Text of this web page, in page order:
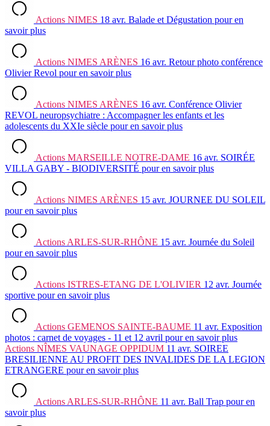
Actions NIMES 18 avr. Balade et Dégustation pour en
savoir plus
Actions NIMES ARÈNES 16 avr. Retour photo conférence
Olivier Revol pour en savoir plus
Actions NIMES ARÈNES 16 avr. Conférence Olivier
REVOL neuropsychiatre : Accompagner les enfants et les
adolescents du XXIe siècle pour en savoir plus
Actions MARSEILLE NOTRE-DAME 16 avr. SOIRÉE
VILLA GABY - BIODIVERSITÉ pour en savoir plus
Actions NIMES ARÈNES 15 avr. JOURNEE DU SOLEIL
pour en savoir plus
Actions ARLES-SUR-RHÔNE 15 avr. Journée du Soleil
pour en savoir plus
Actions ISTRES-ETANG DE L'OLIVIER 12 avr. Journée
sportive pour en savoir plus
Actions GEMENOS SAINTE-BAUME 11 avr. Exposition
photos : carnet de voyages - 11 et 12 avril pour en savoir plus
Actions NÎMES VAUNAGE OPPIDUM 11 avr. SOIREE
BRESILIENNE AU PROFIT DES INVALIDES DE LA LEGION
ETRANGERE pour en savoir plus
Actions ARLES-SUR-RHÔNE 11 avr. Ball Trap pour en
savoir plus